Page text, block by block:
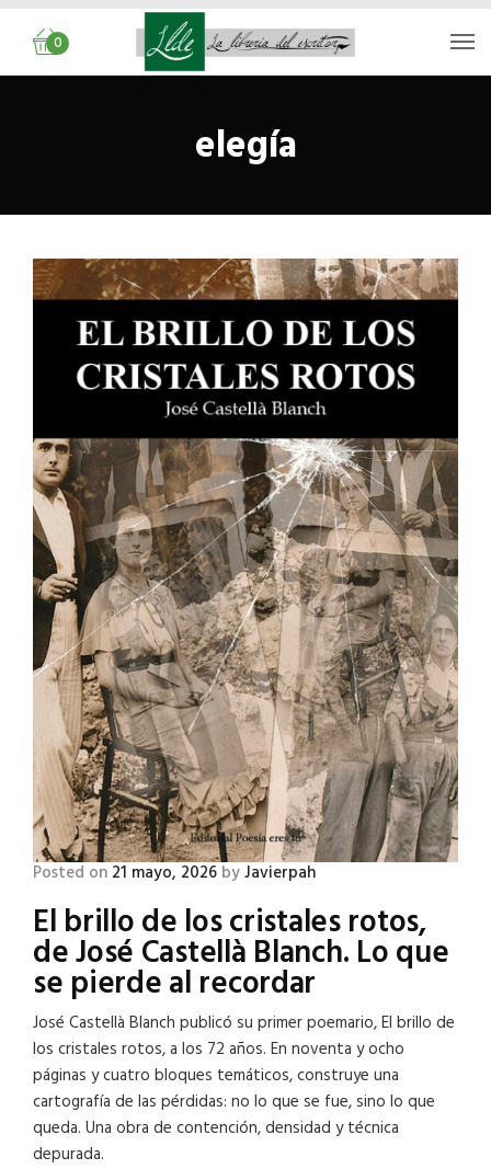
0
elegía
Posted on 21 mayo, 2026 byJavierpah
El brillo de los cristales rotos,
de José Castellà Blanch. Lo que
se pierde al recordar
José Castellà Blanch publicó su primer poemario, El brillo de
los cristales rotos, a los 72 años. En noventa y ocho
páginas y cuatro bloques temáticos, construye una
cartografía de las pérdidas: no lo que se fue, sino lo que
queda. Una obra de contención, densidad y técnica
depurada.